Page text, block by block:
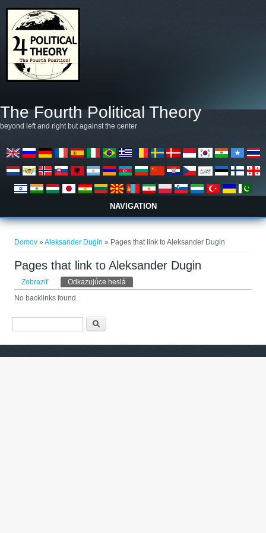
The Fourth Political Theory
beyond left and right but against the center
NAVIGATION
Domov »Aleksander Dugin» Pages that link to Aleksander Dugin
Pages that link to Aleksander Dugin
Primárne karty
Zobraziť Odkazujúce heslá
No backlinks found.
Vyhľadávanie